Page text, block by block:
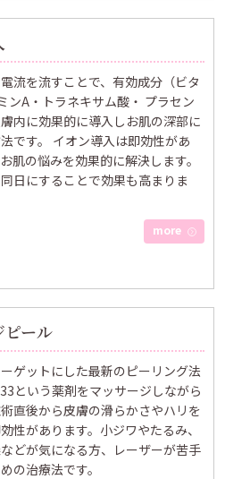
流を流すことで、有効成分（ビタ
ンA・トラネキサム酸・ プラセン
内に効果的に導入しお肌の深部に
です。 イオン導入は即効性があ
肌の悩みを効果的に解決します。
日にすることで効果も高まりま
more
ピール
ゲットにした最新のピーリング法
という薬剤をマッサージしながら
直後から皮膚の滑らかさやハリを
性があります。小ジワやたるみ、
どが気になる方、レーザーが苦手
の治療法です。